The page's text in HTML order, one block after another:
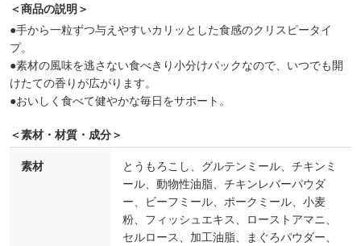
＜商品の説明＞
●手から一粒ずつ与えやすいカリッとした食感のクリスピータイ
プ。
●素材の風味を逃さない食べきり小分けパックなので、いつでも開
けたての香りが広がります。
●おいしく食べて健やかな毎日をサポート。
＜素材・材質・成分＞
素材
とうもろこし、グルテンミール、チキンミ
ール、動物性油脂、チキンレバーパウダ
ー、ビーフミール、ポークミール、小麦
粉、フィッシュエキス、ローストアマニ、
セルロース、加工油脂、まぐろパウダー、